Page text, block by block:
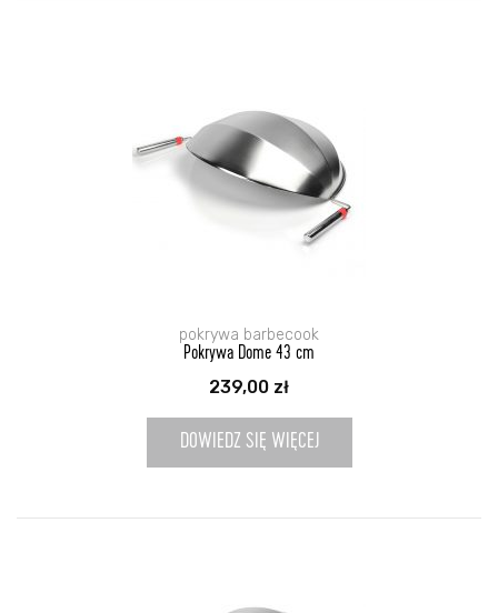
pokrywa barbecook
Pokrywa Dome 43 cm
239,00 zł
DOWIEDZ SIĘ WIĘCEJ